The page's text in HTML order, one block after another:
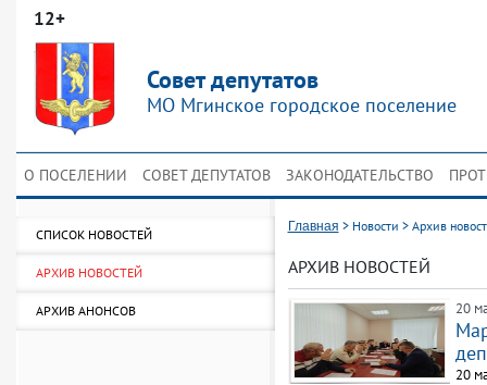
12+
Совет депутатов
МО Мгинское городское поселение
О ПОСЕЛЕНИИ СОВЕТ ДЕПУТАТОВ ЗАКОНОДАТЕЛЬСТВО
СПИСОК НОВОСТЕЙ
АРХИВ НОВОСТЕЙ
АРХИВ АНОНСОВ
Главная > Новости > Архив
АРХИВ НОВОСТЕЙ
20
20